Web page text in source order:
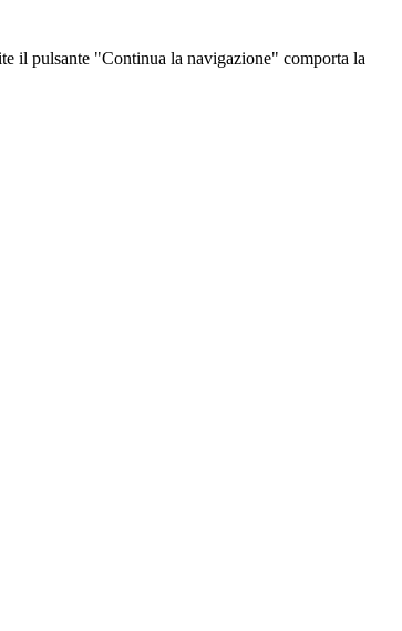
il pulsante "Continua la navigazione" comporta la